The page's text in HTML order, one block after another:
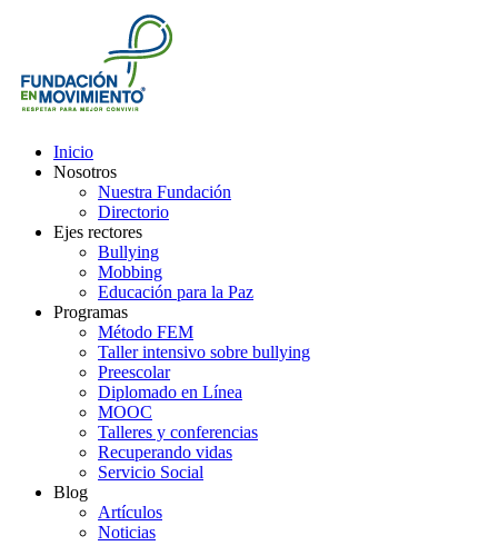
Inicio
Nosotros
Nuestra Fundación
Directorio
Ejes rectores
Bullying
Mobbing
Educación para la Paz
Programas
Método FEM
Taller intensivo sobre bullying
Preescolar
Diplomado en Línea
MOOC
Talleres y conferencias
Recuperando vidas
Servicio Social
Blog
Artículos
Noticias